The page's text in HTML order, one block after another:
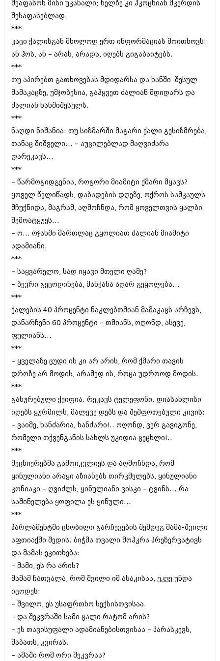
კულინარია
ავტორჩევები
ბელადები
ბიზნესსიახლეები
გვარები
იუმორი
კალეიდოსკოპი
ჰოროსკოპი და შეუცნობელი
კრიმინალი
რომანი და დეტექტივი
სახალისო ამბები
შოუბიზნესი
დაიჯესტი
ისტორია
სხვადასხვა
ანონსი
აგვისტო 2018 (162)
ივლისი 2018 (223)
აპრილი 2018 (194)
მარტი 2018 (256)
თებერვალი 2018 (208)
დეკემბერი 2017 (243)
ოქტომბერი 2017 (231)
აგვისტო 2017 (212)
ივლისი 2017 (233)
ივნისი 2017 (265)
მარტი 2017 (212)
თებერვალი 2017 (205)
იანვარი 2017 (246)
დეკემბერი 2016 (207)
ნოემბერი 2016 (207)
ოქტომბერი 2016 (257)
სექტემბერი 2016 (224)
ივლისი 2016 (211)
ივნისი 2016 (221)
მაისი 2016 (261)
აპრილი 2016 (215)
მარტი 2016 (200)
თებერვალი 2016 (250)
ბიზნესსიახლეები
თემიდას სასწორი
კალეიდოსკოპი
ჰოროსკოპი და შეუცნობელი
რომანი და დეტექტივი
სახალისო ამბები
შოუბიზნესი
დაიჯესტი
ქალი და მამაკაცი
ისტორია
ანონსი
არქივი
ნოემბერი 2020 (103)
სექტემბერი 2020 (204)
აგვისტო 2020 (249)
ივლისი 2020 (204)
ივნისი 2020 (249)
არქივის ზომის ნახვა
შეაფასონ მისი უკანალი; ხელზე კი ჰკოცნიან მკერდის
შესაფასებლად.
***
კაცი ქალისგან მხოლოდ ერთ ინფორმაციას მოითხოვს:
ან ჰოს, ან – არას‚ არადა, იღებს გიგაბაიტებს.
***
თუ აპირებთ გათხოვებას მდიდარსა და ხანში შესულ
მამაკაცზე‚ უმჯობესია, გაჰყვეთ ძალიან მდიდარს და
ძალიან ხანშიშესულს.
***
ნაღდი ნიშანია: თუ სიზმარში მაგარი ქალი გესიზმრება‚
თანაც შიშველი... – აუცილებლად მაღვიძარა
დარეკავს...
***
– წარმოგიდგენია‚ როგორი მიამიტი ქმარი მყავს?
ყოველ წელიწადს‚ დაბადების დღეზე, ოქროს სამკაულს
მჩუქნიდა, მაგრამ, აღმოჩნდა‚ რომ ყოველთვის ყალბი
შემოატყუეს...
– ო... ოჯახში მართლაც გყოლიათ ძალიან მიამიტი
ადამიანი.
***
– საყვარელო‚ სად იყავი მთელი ღამე?
– ბევრი გეცოდინება‚ მანქანა აღარ გეყოლება...
***
ქალების 40 პროცენტი ნაკლებთმიან მამაკაცს არჩევს‚
დანარჩენი 60 პროცენტი – თმიანს‚ ოღონდ‚ ასევე‚
ფულიანს...
***
– ყველაზე ცუდი ის კი არ არის‚ რომ ქმარი თავის
დროზე არ მოდის‚ არამედ ის‚ როცა უდროოდ მოდის.
***
გახურებული ქეიფია. რეკავს ტელეფონი. დიასახლისი
იღებს ყურმილს‚ მალევე დებს და შეშფოთებული კივის:
– ვაიმე‚ ხანძარია‚ ხანძარი!.. ოღონდ‚ ვერ გავიგონე‚
რომელი თქვენგანის სახლს უკიდია ცეცხლი!..
***
მეცნიერებმა გამოიკვლიეს და აღმოჩნდა‚ რომ
ყინულიანი არაყი აზიანებს თირკმელებს‚ ყინულიანი
კონიაკი – ღვიძლს‚ ყინულიანი ვისკი – ტვინს... რა
საშინელება ყოფილა ეს ყინული...
***
პარლამენტში ცნობილი გარჩევების შემდეგ მამა-შვილი
აფთიაქში შედის. ბიჭმა თვალი მოჰკრა პრეზერვატივს
და მამას ეკითხება:
– მამი‚ ეს რა არის?
მამამ ჩათვალა‚ რომ შვილი იმ ასაკისაა‚ უკვე უნდა
იცოდეს:
– შვილო‚ ეს უსაფრთხო სექსისთვისაა.
– და შეკვრაში სამი ცალი რატომ არის?
– ეს თავისუფალი ადამიანებისთვისაა – პარასკევს‚
შაბათს‚ კვირას.
– ამაში რომ ორი შეკვრაა?